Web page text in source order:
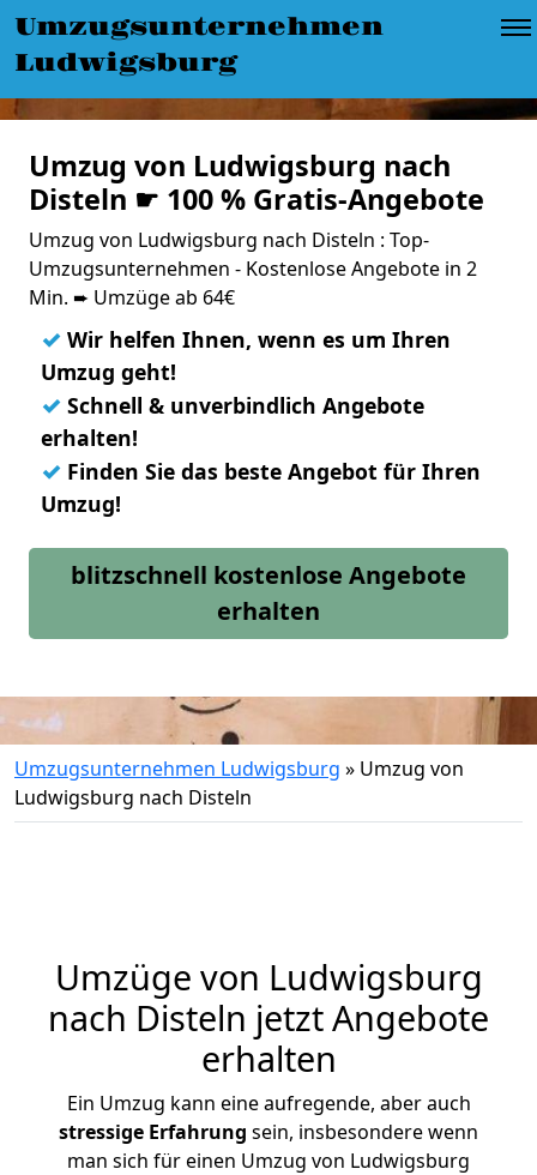
Umzugsunternehmen
Ludwigsburg
Umzug von Ludwigsburg nach
Disteln ☛ 100 % Gratis-Angebote
Umzug von Ludwigsburg nach Disteln : Top-
Umzugsunternehmen - Kostenlose Angebote in 2
Min. ➨ Umzüge ab 64€
✓ Wir helfen Ihnen, wenn es um Ihren
Umzug geht!
✓ Schnell & unverbindlich Angebote
erhalten!
✓ Finden Sie das beste Angebot für Ihren
Umzug!
blitzschnell kostenlose Angebote
erhalten
Umzugsunternehmen Ludwigsburg » Umzug von
Ludwigsburg nach Disteln
Umzüge von Ludwigsburg
nach Disteln jetzt Angebote
erhalten
Ein Umzug kann eine aufregende, aber auch
stressige Erfahrung sein, insbesondere wenn
man sich für einen Umzug von Ludwigsburg